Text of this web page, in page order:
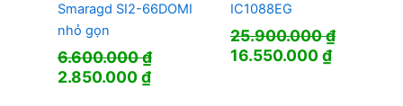
Smaragd SI2-66DOMI
nhỏ gọn
6.600.000₫
Giá
2.850.000₫Giá
IC1088EG
25.900.000₫
Giá
16.550.000₫Giá